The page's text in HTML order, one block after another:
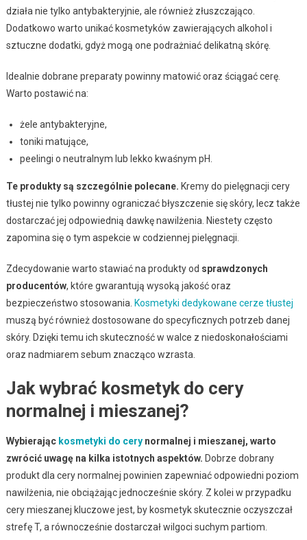
działa nie tylko antybakteryjnie, ale również złuszczająco.
Dodatkowo warto unikać kosmetyków zawierających alkohol i
sztuczne dodatki, gdyż mogą one podrażniać delikatną skórę.
Idealnie dobrane preparaty powinny matowić oraz ściągać cerę.
Warto postawić na:
żele antybakteryjne,
toniki matujące,
peelingi o neutralnym lub lekko kwaśnym pH.
Te produkty są szczególnie polecane. Kremy do pielęgnacji cery
tłustej nie tylko powinny ograniczać błyszczenie się skóry, lecz także
dostarczać jej odpowiednią dawkę nawilżenia. Niestety często
zapomina się o tym aspekcie w codziennej pielęgnacji.
Zdecydowanie warto stawiać na produkty od sprawdzonych
producentów, które gwarantują wysoką jakość oraz
bezpieczeństwo stosowania. Kosmetyki dedykowane cerze tłustej
muszą być również dostosowane do specyficznych potrzeb danej
skóry. Dzięki temu ich skuteczność w walce z niedoskonałościami
oraz nadmiarem sebum znacząco wzrasta.
Jak wybrać kosmetyk do cery
normalnej i mieszanej?
Wybierając kosmetyki do cerynormalnej i mieszanej, warto
zwrócić uwagę na kilka istotnych aspektów. Dobrze dobrany
produkt dla cery normalnej powinien zapewniać odpowiedni poziom
nawilżenia, nie obciążając jednocześnie skóry. Z kolei w przypadku
cery mieszanej kluczowe jest, by kosmetyk skutecznie oczyszczał
strefę T, a równocześnie dostarczał wilgoci suchym partiom.